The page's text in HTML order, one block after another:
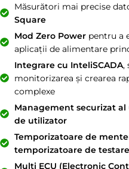
Măsurători mai precise
Square
Mod Zero Powerpentru a
aplicații de alimentare
Integrare cu InteliSCADA,
monitorizarea și crearea
complexe
Management securizat
de utilizator
Temporizatoare de
temporizatoare de testare
Multi ECU (Electronic